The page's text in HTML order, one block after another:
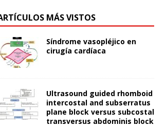
MÁS VISTOS
Síndrome vasopléjico en
cirugía cardíaca
Ultrasound guided rhomboid
intercostal and subserratus
plane block versus subcostal
transversus abdominis block